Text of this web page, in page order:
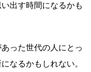
出す時間になるかも
った世代の人にとっ
なるかもしれない。